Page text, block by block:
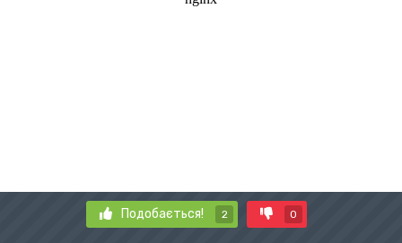
Подобається! 2 0